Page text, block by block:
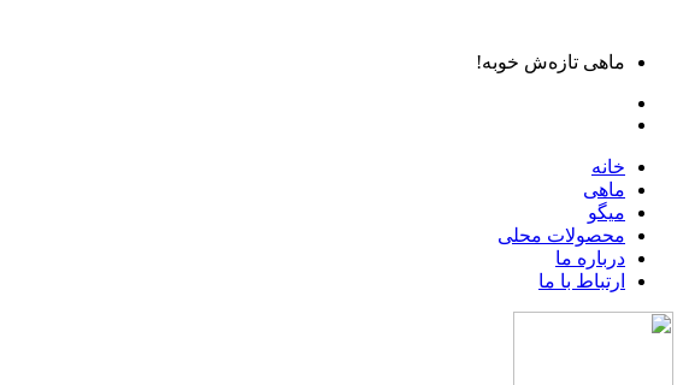
ماهی تازه‌ش خوبه!
خانه
ماهی
میگو
محصولات محلی
درباره ما
ارتباط با ما